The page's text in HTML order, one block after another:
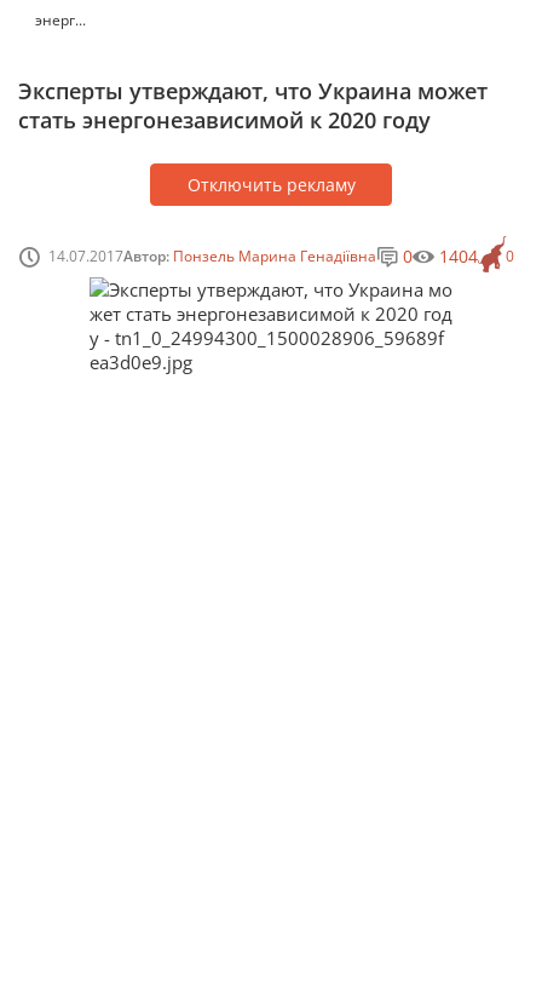
энерг...
Эксперты утверждают, что Украина может
стать энергонезависимой к 2020 году
Отключить рекламу
14.07.2017Автор: Понзель Марина Генадіївна 0
0 1404